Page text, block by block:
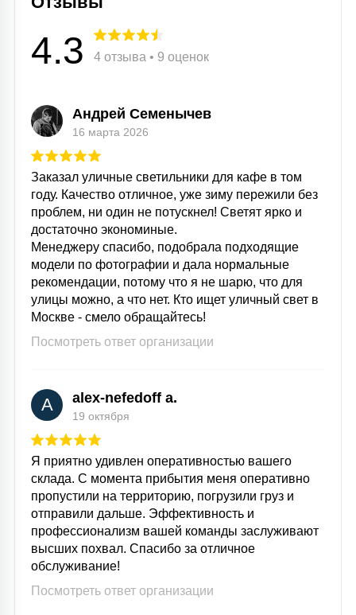
4.3 4 отзыва • 9 оценок
Андрей Семенычев
16 марта 2026
Заказал уличные светильники для кафе в том
году. Качество отличное, уже зиму пережили без
проблем, ни один не потускнел! Светят ярко и
достаточно экономиные.
Менеджеру спасибо, подобрала подходящие
модели по фотографии и дала нормальные
рекомендации, потому что я не шарю, что для
улицы можно, а что нет. Кто ищет уличный свет в
Москве - смело обращайтесь!
Посмотреть ответ организации
A alex-nefedoff a.
19 октября
Я приятно удивлен оперативностью вашего
склада. С момента прибытия меня оперативно
пропустили на территорию, погрузили груз и
отправили дальше. Эффективность и
профессионализм вашей команды заслуживают
высших похвал. Спасибо за отличное
обслуживание!
Посмотреть ответ организации